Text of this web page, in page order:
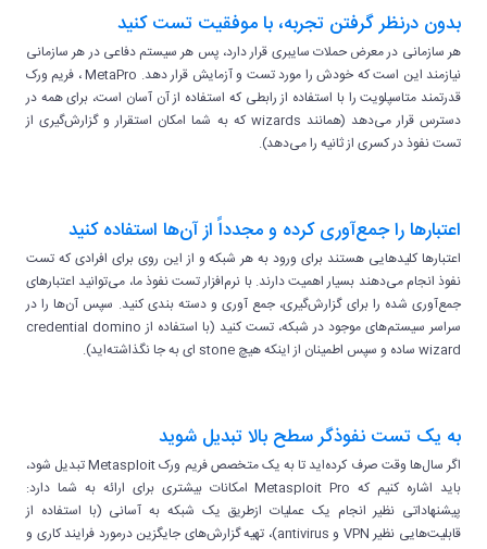
بدون درنظر گرفتن تجربه، با موفقیت تست کنید
هر سازمانی در معرض حملات سایبری قرار دارد، پس هر سیستم دفاعی در هر سازمانی
نیازمند این است که خودش را مورد تست و آزمایش قرار دهد. MetaPro ، فریم ورک
قدرتمند متاسپلویت را با استفاده از رابطی که استفاده از آن آسان است، برای همه در
دسترس قرار می‌دهد (همانند wizards که به شما امکان استقرار و گزارش‌گیری از
تست نفوذ در کسری از ثانیه را می‌دهد).
اعتبارها را جمع‌آوری کرده و مجدداً از آن‌ها استفاده کنید
اعتبارها کلیدهایی هستند برای ورود به هر شبکه و از این روی برای افرادی که تست
نفوذ انجام می‌دهند بسیار اهمیت دارند. با نرم‌افزار تست نفوذ ما، می‌توانید اعتبارهای
جمع‌آوری شده را برای گزارش‌گیری، جمع آوری و دسته بندی کنید. سپس آن‌ها را در
سراسر سیستم‌های موجود در شبکه، تست کنید (با استفاده از credential domino
wizard ساده و سپس اطمینان از اینکه هیچ stone ای به جا نگذاشته‌اید).
به یک تست نفوذگر سطح بالا تبدیل شوید
اگر سال‌ها وقت صرف کرده‌اید تا به یک متخصص فریم ورک Metasploit تبدیل شود،
باید اشاره کنیم که Metasploit Pro امکانات بیشتری برای ارائه به شما دارد:
پیشنهاداتی نظیر انجام یک عملیات ازطریق یک شبکه به آسانی (با استفاده از
قابلیت‌هایی نظیر VPN و antivirus)، تهیه گزارش‌های جایگزین درمورد فرایند کاری و